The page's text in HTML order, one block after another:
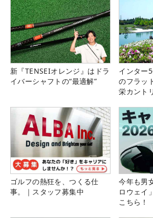
新『TENSEIオレンジ』はドラ
イバーシャフトの“最適解”
インター
のフラッ
栄カント
ゴルフの熱狂を、つくる仕
事。｜スタッフ募集中
今年も男
ロウェイ
こちら！